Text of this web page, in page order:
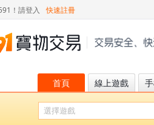
！ 請登入 快速註冊
首頁 線上遊戲